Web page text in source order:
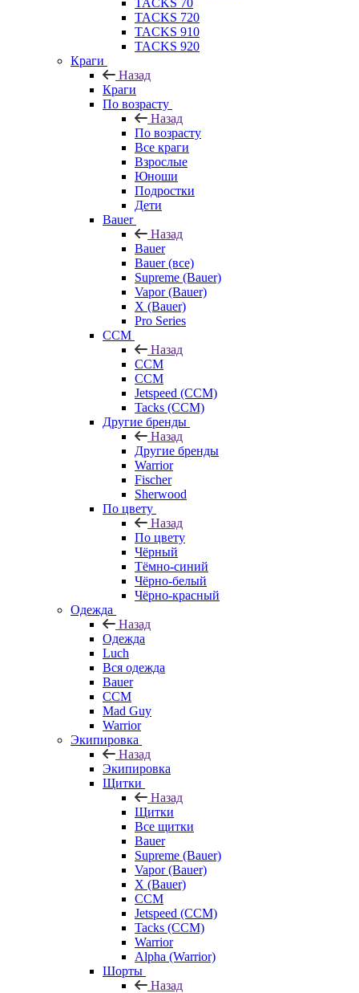
TACKS 70
TACKS 720
TACKS 910
TACKS 920
Краги
Назад
Краги
По возрасту
Назад
По возрасту
Все краги
Взрослые
Юноши
Подростки
Дети
Bauer
Назад
Bauer
Bauer (все)
Supreme (Bauer)
Vapor (Bauer)
X (Bauer)
Pro Series
CCM
Назад
CCM
CCM
Jetspeed (CCM)
Tacks (CCM)
Другие бренды
Назад
Другие бренды
Warrior
Fischer
Sherwood
По цвету
Назад
По цвету
Чёрный
Тёмно-синий
Чёрно-белый
Чёрно-красный
Одежда
Назад
Одежда
Luch
Вся одежда
Bauer
CCM
Mad Guy
Warrior
Экипировка
Назад
Экипировка
Щитки
Назад
Щитки
Все щитки
Bauer
Supreme (Bauer)
Vapor (Bauer)
X (Bauer)
CCM
Jetspeed (CCM)
Tacks (CCM)
Warrior
Alpha (Warrior)
Шорты
Назад